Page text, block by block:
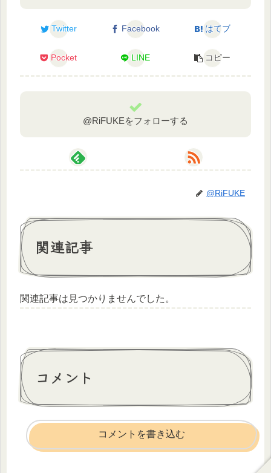
Twitter Facebook はてブ
Pocket LINE コピー
@RiFUKEをフォローする
@RiFUKE
関連記事
関連記事は見つかりませんでした。
コメント
コメントを書き込む